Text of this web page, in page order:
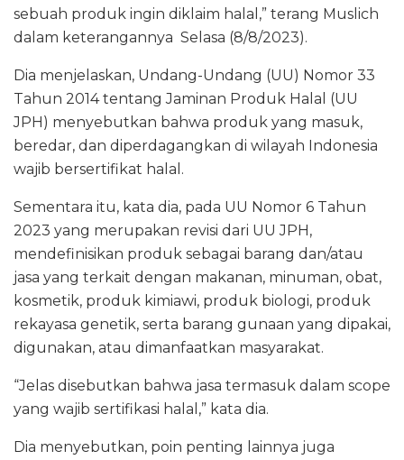
sebuah produk ingin diklaim halal,” terang Muslich
dalam keterangannya Selasa (8/8/2023).
Dia menjelaskan, Undang-Undang (UU) Nomor 33
Tahun 2014 tentang Jaminan Produk Halal (UU
JPH) menyebutkan bahwa produk yang masuk,
beredar, dan diperdagangkan di wilayah Indonesia
wajib bersertifikat halal.
Sementara itu, kata dia, pada UU Nomor 6 Tahun
2023 yang merupakan revisi dari UU JPH,
mendefinisikan produk sebagai barang dan/atau
jasa yang terkait dengan makanan, minuman, obat,
kosmetik, produk kimiawi, produk biologi, produk
rekayasa genetik, serta barang gunaan yang dipakai,
digunakan, atau dimanfaatkan masyarakat.
“Jelas disebutkan bahwa jasa termasuk dalam scope
yang wajib sertifikasi halal,” kata dia.
Dia menyebutkan, poin penting lainnya juga